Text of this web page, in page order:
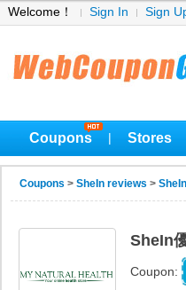
Welcome！ Sign In Sign
Coupons Stores
Coupons > SheIn reviews >
SheIn
Coupon: